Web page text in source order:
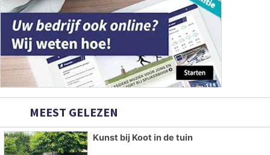
MEEST GELEZEN
Kunst bij Koot in de tuin